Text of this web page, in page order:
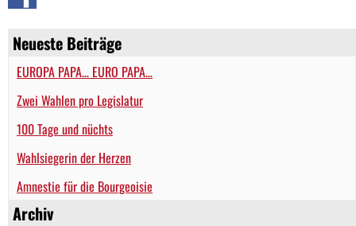
Neueste Beiträge
EUROPA PAPA… EURO PAPA…
Zwei Wahlen pro Legislatur
100 Tage und nüchts
Wahlsiegerin der Herzen
Amnestie für die Bourgeoisie
Archiv